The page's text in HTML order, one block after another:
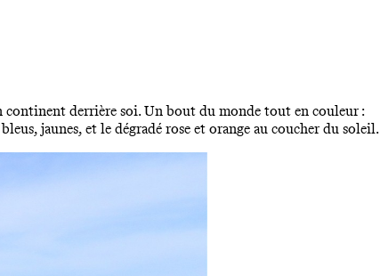
derrière soi. Un bout du monde tout en couleur :
jaunes, et le dégradé rose et orange au coucher du soleil.